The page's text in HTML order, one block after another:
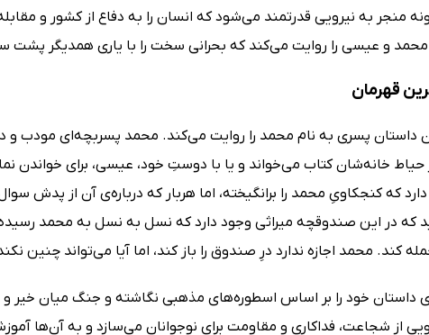
منجر به نیرویی قدرتمند می‌شود که انسان را به دفاع از کشور و
و عیسی را روایت می‌کند که بحرانی سخت را با یاری همدیگر پشت
قهرمان
داستان پسری به نام محمد را روایت می‌کند. محمد پسربچه‌ای مودب و
خانه‌شان کتاب می‌خواند و یا با دوستِ خود، عیسی، برای خواندن
که کنجکاویِ محمد را برانگیخته، اما هربار که درباره‌ی آن از پدش
که در این صندوقچه میراثی وجود دارد که نسل به نسل به محمد
کند. محمد اجازه ندارد درِ صندوق را باز کند، اما آیا می‌تواند چنین
داستان خود را بر اساس اسطوره‌های مذهبی نگاشته و جنگ میان خیر
از شجاعت، فداکاری و مقاومت برای نوجوانان می‌سازد و به آن‌ها